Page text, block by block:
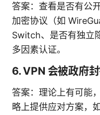
答案：查看是否有公
加密协议（如
Switch、是否有独立
多因素认证。
6. VPN 会被政府封
答案：理论上有可能
略上提供应对方案，